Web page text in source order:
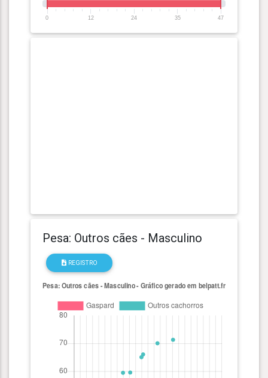
0 12 24 35 47
Pesa: Outros cães - Masculino
REGISTRO